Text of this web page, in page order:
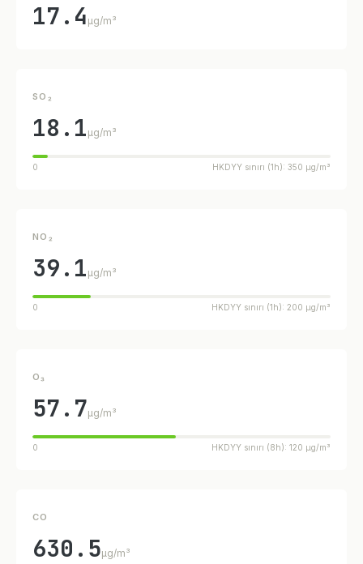
17.4 µg/m³
SO₂
18.1 µg/m³
0 HKDYY sınırı (1h): 350 µg/m³
NO₂
39.1 µg/m³
0 HKDYY sınırı (1h): 200 µg/m³
O₃
57.7µg/m³
0 HKDYY sınırı (8h): 120 µg/m³
CO
630.5µg/m³